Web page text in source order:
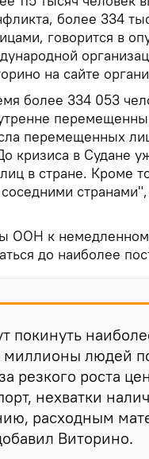
более 334
говорится в
на сайте
более 334 053
перемещенных
в Судане
в стране. Кроме
ООН к
до наиболее
покинуть
миллионы людей
резкого роста
нехватки
расходным
Виторино.